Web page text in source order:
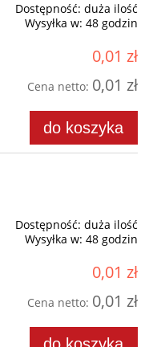
Dostępność: duża ilość
Wysyłka w: 48 godzin
0,01 zł
Cena netto: 0,01 zł
do koszyka
Dostępność: duża ilość
Wysyłka w: 48 godzin
0,01 zł
Cena netto: 0,01 zł